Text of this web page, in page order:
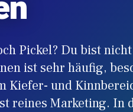
Pickel? Du bist
ist sehr häufig,
Kiefer- und
reines Marketing. In